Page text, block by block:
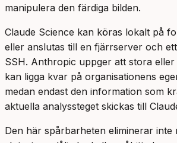
manipulera den färdiga bilden.
Claude Science kan köras lokalt på
eller anslutas till en fjärrserver och
SSH. Anthropic uppger att stora eller
kan ligga kvar på organisationens
medan endast den information som
aktuella analyssteget skickas till
Den här spårbarheten eliminerar